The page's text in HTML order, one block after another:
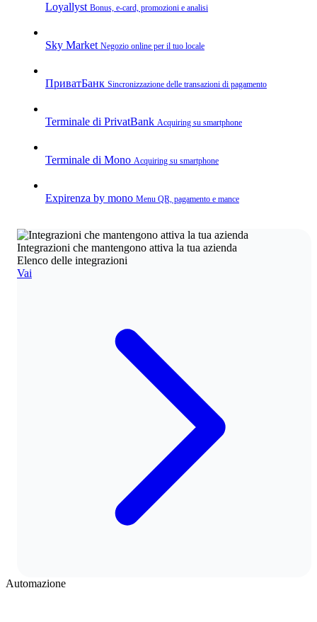
Loyallyst Bonus, e‑card, promozioni e analisi
Sky Market Negozio online per il tuo locale
ПриватБанк Sincronizzazione delle transazioni di pagamento
Terminale di PrivatBank Acquiring su smartphone
Terminale di Mono Acquiring su smartphone
Expirenza by mono Menu QR, pagamento e mance
Integrazioni che mantengono attiva la tua azienda
Elenco delle integrazioni
Vai
Automazione